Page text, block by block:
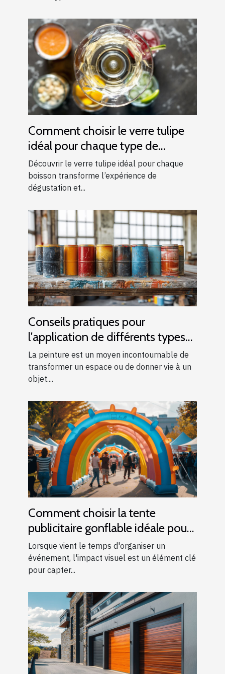
Comment choisir le verre tulipe
idéal pour chaque type de
boisson ?
Découvrir le verre tulipe idéal pour chaque
boisson transforme l’expérience de
dégustation et...
Conseils pratiques pour
l'application de différents types
de peintures
La peinture est un moyen incontournable de
transformer un espace ou de donner vie à un
objet....
Comment choisir la tente
publicitaire gonflable idéale pour
vos événements
Lorsque vient le temps d'organiser un
événement, l'impact visuel est un élément clé
pour capter...